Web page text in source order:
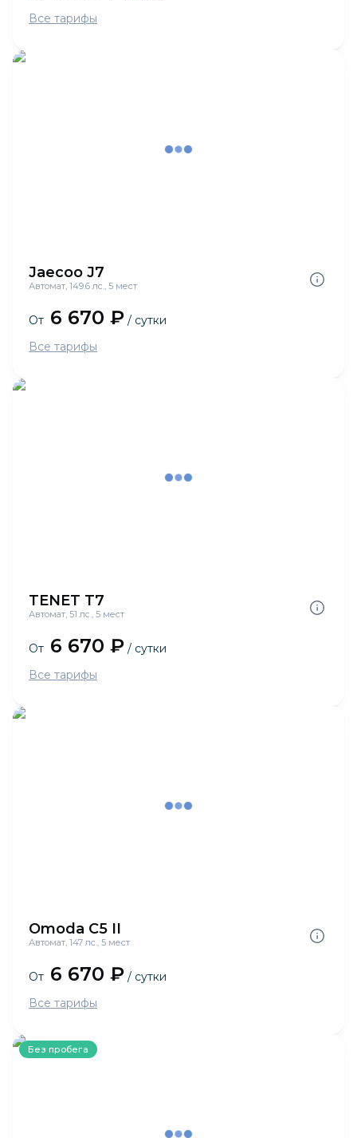
Все тарифы
Jaecoo J7
Автомат, 149.6 лс., 5 мест
От 6 670 ₽ / сутки
Все тарифы
TENET T7
Автомат, 51 лс., 5 мест
От 6 670 ₽ / сутки
Все тарифы
Omoda C5 II
Автомат, 147 лс., 5 мест
От 6 670 ₽ / сутки
Все тарифы
Без пробега